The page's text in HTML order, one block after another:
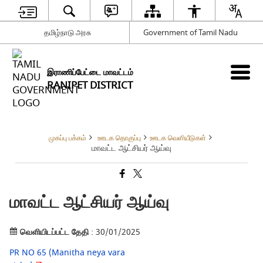
தமிழ்நாடு அரசு Government of Tamil Nadu
இராணிப்பேட்டை மாவட்டம்
RANIPET DISTRICT
முகப்பு பக்கம் ஊடக தொகுப்பு ஊடக வெளியீடுகள்
மாவட்ட ஆட்சியர் ஆய்வு
மாவட்ட ஆட்சியர் ஆய்வு
வெளியிடப்பட்ட தேதி: 30/01/2025
PR NO 65 (Manitha neya vara